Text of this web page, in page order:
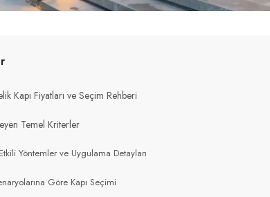
Kapı Fiyatları ve Seçim Rehberi
Temel Kriterler
Yöntemler ve Uygulama Detayları
Göre Kapı Seçimi